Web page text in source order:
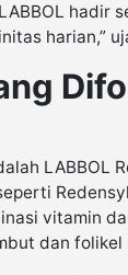
hadir
harian,”
LABBOL
vitamin
dan folikel